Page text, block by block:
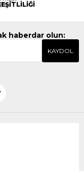
haberdar olun:
KAYDOL